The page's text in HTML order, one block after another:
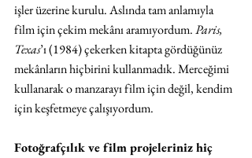
işler üzerine kurulu. Aslında tam anlamıyla
film için çekim mekânı aramıyordum. Paris,
Texas’ı (1984) çekerken kitapta gördüğünüz
mekânların hiçbirini kullanmadık. Merceğimi
kullanarak o manzarayı film için değil, kendim
için keşfetmeye çalışıyordum.
Fotoğrafçılık ve film projeleriniz hiç